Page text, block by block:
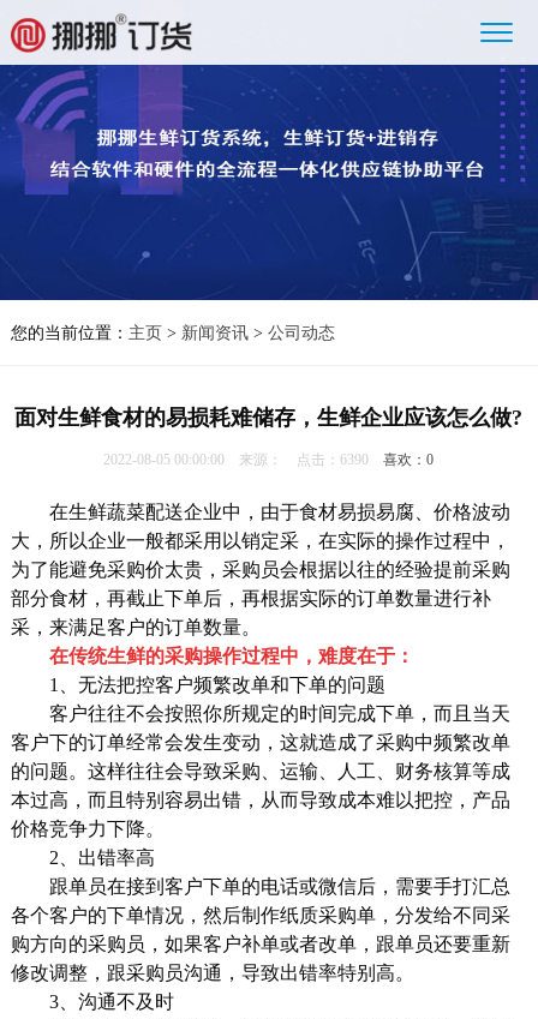
您的当前位置： 主页 > 新闻资讯> 公司动态
面对生鲜食材的易损耗难储存，生鲜企业应该怎么做?
2022-08-05 00:00:00 来源： 点击：6390喜欢：0
在生鲜蔬菜配送企业中，由于食材易损易腐、价格波动
大，所以企业一般都采用以销定采，在实际的操作过程中，
为了能避免采购价太贵，采购员会根据以往的经验提前采购
部分食材，再截止下单后，再根据实际的订单数量进行补
采，来满足客户的订单数量。
在传统生鲜的采购操作过程中，难度在于：
1、无法把控客户频繁改单和下单的问题
客户往往不会按照你所规定的时间完成下单，而且当天
客户下的订单经常会发生变动，这就造成了采购中频繁改单
的问题。这样往往会导致采购、运输、人工、财务核算等成
本过高，而且特别容易出错，从而导致成本难以把控，产品
价格竞争力下降。
2、出错率高
跟单员在接到客户下单的电话或微信后，需要手打汇总
各个客户的下单情况，然后制作纸质采购单，分发给不同采
购方向的采购员，如果客户补单或者改单，跟单员还要重新
修改调整，跟采购员沟通，导致出错率特别高。
3、沟通不及时